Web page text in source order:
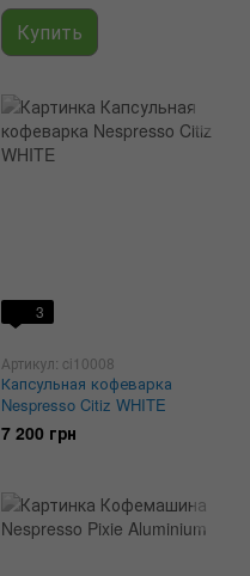
Купить
3
Артикул: ci10008
Капсульная кофеварка
Nespresso Citiz WHITE
7 200 грн